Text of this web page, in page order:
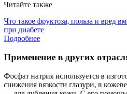
Читайте также
Что такое фруктоза, польза и вред
при диабете
Подробнее
Применение в других
Фосфат натрия используется в
снижения вязкости глазури, в